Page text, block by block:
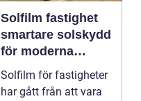
Solfilm fastighet
smartare solskydd
för moderna
byggnader
Solfilm för fastigheter
har gått från att vara